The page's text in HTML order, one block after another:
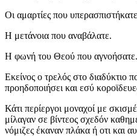
Οι αμαρτίες που
Η μετάνοια που αναβάλατε.
Η φωνή του Θεού που αγνοήσατε.
Εκείνος ο τρελός στο διαδύκτιο
προηδοποιήσει και εσύ
Κάτι περίεργοι μοναχοί με
μίλαγαν σε βίντεος σχεδόν
νόμιζες έκαναν πλάκα ή οτι και